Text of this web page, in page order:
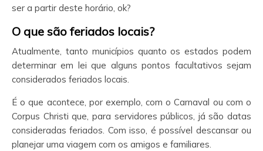
ser a partir deste horário, ok?
O que são feriados locais?
Atualmente, tanto municípios quanto os estados podem
determinar em lei que alguns pontos facultativos sejam
considerados feriados locais.
É o que acontece, por exemplo, com o Carnaval ou com o
Corpus Christi que, para servidores públicos, já são datas
consideradas feriados. Com isso, é possível descansar ou
planejar uma viagem com os amigos e familiares.